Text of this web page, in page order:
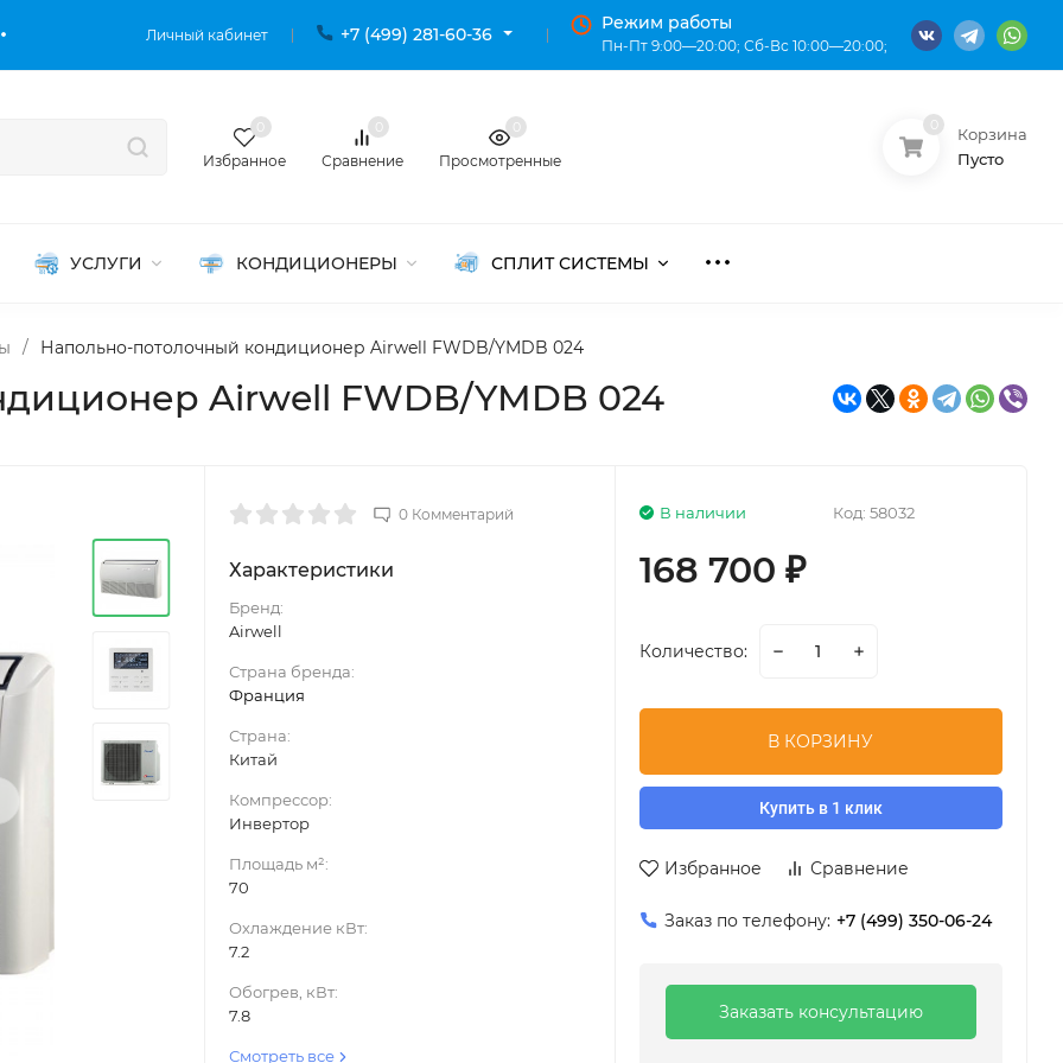
Личный кабинет +7 (499) 281-60-36
Режим работы
Пн-Пт 9:00—20:00; Сб-Вс 10:00—20:00;
Избранное Сравнение Просмотренные
Корзина
Пусто
УСЛУГИ КОНДИЦИОНЕРЫ СПЛИТ СИСТЕМЫ
/ Напольно-потолочный кондиционер Airwell FWDB/YMDB 024
Airwell FWDB/YMDB 024
0 Комментарий
Характеристики
Бренд:
Airwell
Страна бренда:
Франция
Страна:
Китай
Компрессор:
Инвертор
Площадь м²:
70
Охлаждение кВт:
7.2
Обогрев, кВт:
7.8
Смотреть все
Код: 58032
В наличии
168 700 ₽
Количество:
В КОРЗИНУ
Купить в 1 клик
Избранное Сравнение
Заказ по телефону: +7 (499) 350-06-24
Заказать консультацию